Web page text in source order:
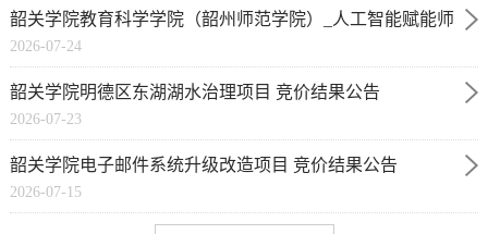
韶关学院教育科学学院（韶州师范学院）_人工智能赋能师
范核心能力培育与跨学科教科研创新平台建设 竞价结果公
告(JJ26070716361636)
2026-07-24
韶关学院明德区东湖湖水治理项目 竞价结果公告
(JJ26071818174145)
2026-07-23
韶关学院电子邮件系统升级改造项目 竞价结果公告
(JJ26070911251022)
2026-07-15